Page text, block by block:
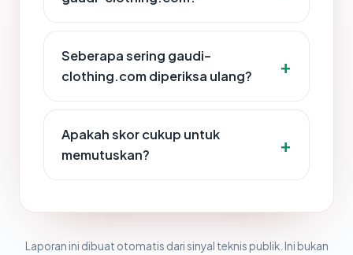
Seberapa sering gaudi-
clothing.com diperiksa ulang?
Apakah skor cukup untuk
memutuskan?
Laporan ini dibuat otomatis dari sinyal teknis publik. Ini bukan